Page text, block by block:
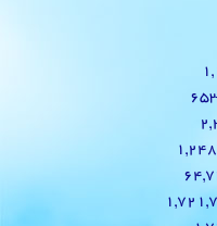
1,248